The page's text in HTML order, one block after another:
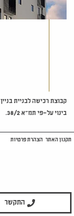
קבוצתרכישהלבנייתבניין
בינויעל–פי תמ"א
התקשר
תקנון האתר הצהרת פרטיות